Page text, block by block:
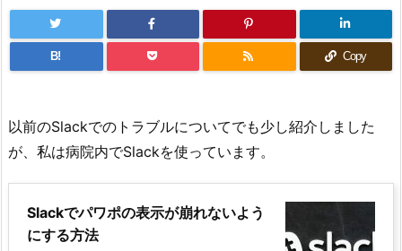
B! Copy
以前のSlackでのトラブルについてでも少し紹介しました
が、私は病院内でSlackを使っています。
Slackでパワポの表示が崩れないよう
にする方法